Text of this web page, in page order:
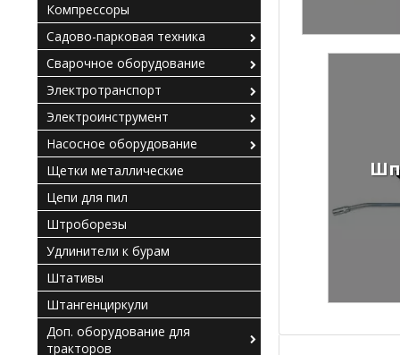
Компрессоры
Садово-парковая техника
Сварочное оборудование
Электротранспорт
Электроинструмент
Насосное оборудование
Щетки металлические
Цепи для пил
Штроборезы
Удлинители к бурам
Штативы
Штангенциркули
Доп. оборудование для
тракторов